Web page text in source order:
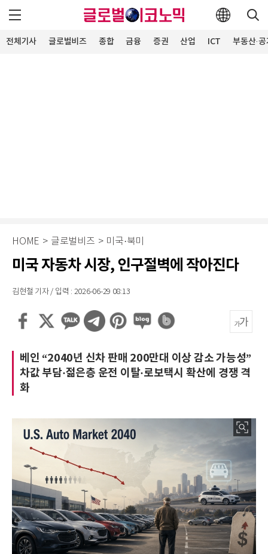
전체기사 글로벌비즈 종합 금융 증권 산업 ICT 부동산·
HOME > 글로벌비즈 > 미국·북미
미국 자동차 시장, 인구절벽에 작아진다
김현철 기자 / 입력 : 2026-06-29 08:13
베인 “2040년 신차 판매 200만대 이상 감소 가능성”
차값 부담·젊은층 운전 이탈·로보택시 확산에 경쟁 격
화